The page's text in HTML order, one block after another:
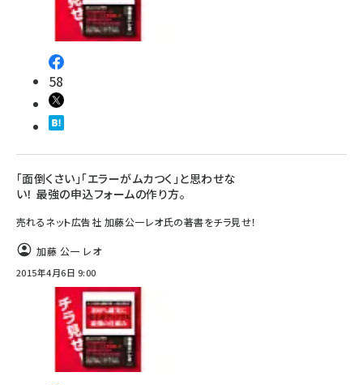
58
「面倒くさい」「エラーがムカつく」と思わせな
い！ 最強の申込フォームの作り方。
売れるネット広告社 加藤公一レオ氏の著書をチラ見せ！
加藤 公一 レオ
2015年4月6日 9:00